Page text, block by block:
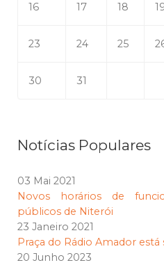
16 17 18
23 24 25
30 31
Notícias Populares
03 Mai 2021
Novos horários de
públicos de Niterói
23 Janeiro 2021
Praça do Rádio Amador
20 Junho 2023